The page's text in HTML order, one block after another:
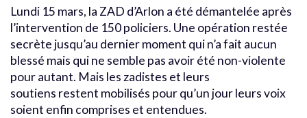
Lundi 15 mars, la ZAD d’Arlon a été démantelée après
l’intervention de 150 policiers. Une opération restée
secrète jusqu’au dernier moment qui n’a fait aucun
blessé mais qui ne semble pas avoir été non-violente
pour autant. Mais les zadistes et leurs
soutiens restent mobilisés pour qu’un jour leurs voix
soient enfin comprises et entendues.